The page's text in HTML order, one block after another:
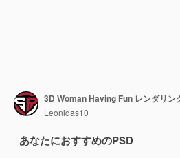
Leonidas10
あなたにおすすめのPSD